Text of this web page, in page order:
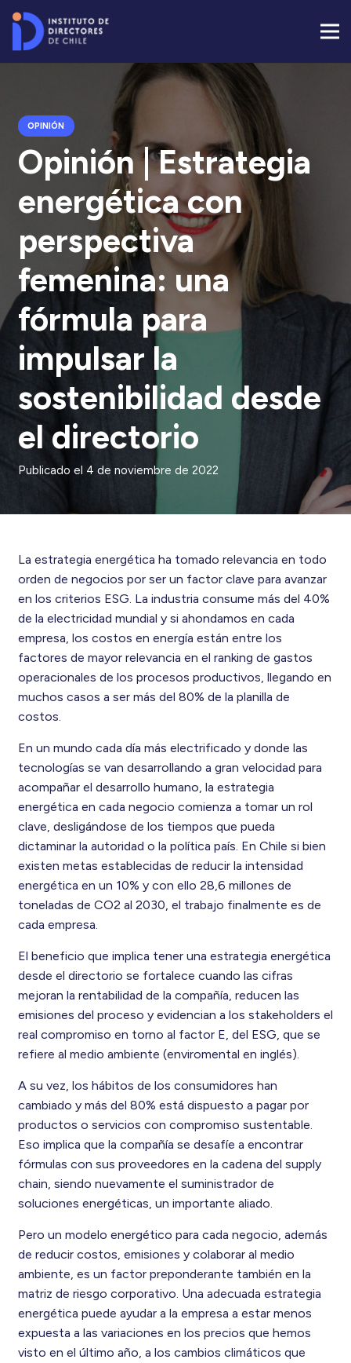
OPINIÓN
Opinión | Estrategia
energética con
perspectiva
femenina: una
fórmula para
impulsar la
sostenibilidad desde
el directorio
Publicado el 4 de noviembre de 2022
La estrategia energética ha tomado relevancia en todo
orden de negocios por ser un factor clave para avanzar
en los criterios ESG. La industria consume más del 40%
de la electricidad mundial y si ahondamos en cada
empresa, los costos en energía están entre los
factores de mayor relevancia en el ranking de gastos
operacionales de los procesos productivos, llegando en
muchos casos a ser más del 80% de la planilla de
costos.
En un mundo cada día más electrificado y donde las
tecnologías se van desarrollando a gran velocidad para
acompañar el desarrollo humano, la estrategia
energética en cada negocio comienza a tomar un rol
clave, desligándose de los tiempos que pueda
dictaminar la autoridad o la política país. En Chile si bien
existen metas establecidas de reducir la intensidad
energética en un 10% y con ello 28,6 millones de
toneladas de CO2 al 2030, el trabajo finalmente es de
cada empresa.
El beneficio que implica tener una estrategia energética
desde el directorio se fortalece cuando las cifras
mejoran la rentabilidad de la compañía, reducen las
emisiones del proceso y evidencian a los stakeholders el
real compromiso en torno al factor E, del ESG, que se
refiere al medio ambiente (enviromental en inglés).
A su vez, los hábitos de los consumidores han
cambiado y más del 80% está dispuesto a pagar por
productos o servicios con compromiso sustentable.
Eso implica que la compañía se desafíe a encontrar
fórmulas con sus proveedores en la cadena del supply
chain, siendo nuevamente el suministrador de
soluciones energéticas, un importante aliado.
Pero un modelo energético para cada negocio, además
de reducir costos, emisiones y colaborar al medio
ambiente, es un factor preponderante también en la
matriz de riesgo corporativo. Una adecuada estrategia
energética puede ayudar a la empresa a estar menos
expuesta a las variaciones en los precios que hemos
visto en el último año, a los cambios climáticos que